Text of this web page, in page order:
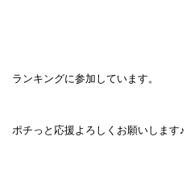
ランキングに参加しています。
ポチっと応援よろしくお願いします♪